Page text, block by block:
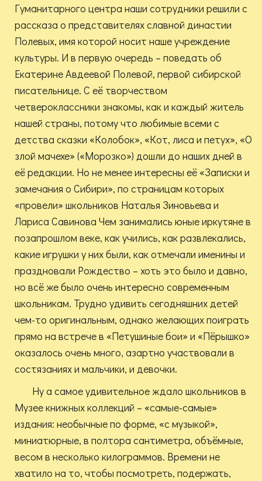
Гуманитарного центра наши сотрудники решили с
рассказа о представителях славной династии
Полевых, имя которой носит наше учреждение
культуры. И в первую очередь – поведать об
Екатерине Авдеевой Полевой, первой сибирской
писательнице. С её творчеством
четвероклассники знакомы, как и каждый житель
нашей страны, потому что любимые всеми с
детства сказки «Колобок», «Кот, лиса и петух», «О
злой мачехе» («Морозко») дошли до наших дней в
её редакции. Но не менее интересны её «Записки и
замечания о Сибири», по страницам которых
«провели» школьников Наталья Зиновьева и
Лариса Савинова Чем занимались юные иркутяне в
позапрошлом веке, как учились, как развлекались,
какие игрушки у них были, как отмечали именины и
праздновали Рождество – хоть это было и давно,
но всё же было очень интересно современным
школьникам. Трудно удивить сегодняшних детей
чем-то оригинальным, однако желающих поиграть
прямо на встрече в «Петушиные бои» и «Пёрышко»
оказалось очень много, азартно участвовали в
состязаниях и мальчики, и девочки.
Ну а самое удивительное ждало школьников в
Музее книжных коллекций – «самые-самые»
издания: необычные по форме, «с музыкой»,
миниатюрные, в полтора сантиметра, объёмные,
весом в несколько килограммов. Времени не
хватило на то, чтобы посмотреть, подержать,